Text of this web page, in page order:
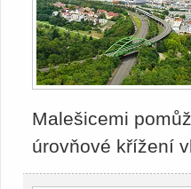
Malešicemi
úrovňové křížení